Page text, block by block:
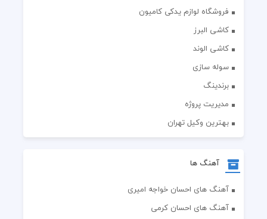
فروشگاه لوازم یدکی کامیون
کاشی البرز
کاشی الوند
سوله سازی
برندینگ
مدیریت پروژه
بهترین وکیل تهران
آهنگ ها
آهنگ های احسان خواجه امیری
آهنگ های احسان کرمی